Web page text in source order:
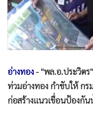
• MGR Live
• Infographic
• การเมือง
• กีฬา
• ต่างประเทศ
• Special Scoop
อ่างทอง- "พล.อ.ประวิต
ท่วมอ่างทอง กำชับให้ กร
ก่อสร้างแนวเขื่อนป้องกัน